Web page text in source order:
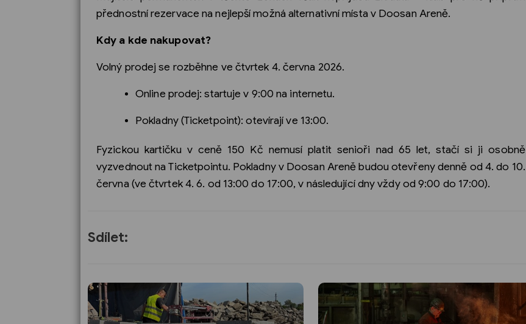
přednostní rezervace na nejlepší možná alternativní místa v Doosan Areně.
Kdy a kde nakupovat?
Volný prodej se rozběhne ve čtvrtek 4. června 2026.
Online prodej: startuje v 9:00 na internetu.
Pokladny (Ticketpoint): otevírají ve 13:00.
Fyzickou kartičku v ceně 150 Kč nemusí platit senioři nad 65 let, stačí si ji osobně
vyzvednout na Ticketpointu. Pokladny v Doosan Areně budou otevřeny denně od 4. do 10.
června (ve čtvrtek 4. 6. od 13:00 do 17:00, v následující dny vždy od 9:00 do 17:00).
Sdílet: